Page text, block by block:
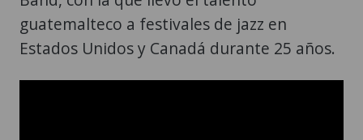
guatemalteco a festivales de jazz en
Estados Unidos y Canadá durante 25 años.